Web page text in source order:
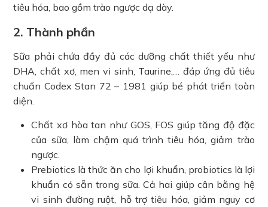
tiêu hóa, bao gồm trào ngược dạ dày.
2. Thành phần
Sữa phải chứa đầy đủ các dưỡng chất thiết yếu như
DHA, chất xơ, men vi sinh, Taurine,… đáp ứng đủ tiêu
chuẩn Codex Stan 72 – 1981 giúp bé phát triển toàn
diện.
Chất xơ hòa tan như GOS, FOS giúp tăng độ đặc
của sữa, làm chậm quá trình tiêu hóa, giảm trào
ngược.
Prebiotics là thức ăn cho lợi khuẩn, probiotics là lợi
khuẩn có sẵn trong sữa. Cả hai giúp cân bằng hệ
vi sinh đường ruột, hỗ trợ tiêu hóa, giảm nguy cơ